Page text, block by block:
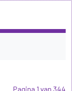
Pagina 1 van 344